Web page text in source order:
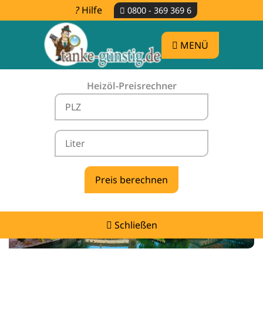
Hilfe 0800 - 369 369 6
MENÜ
Heizöl-Preisrechner
Schließen
Heizölpreise Heßdorf -
vergleichen & günstig tanken